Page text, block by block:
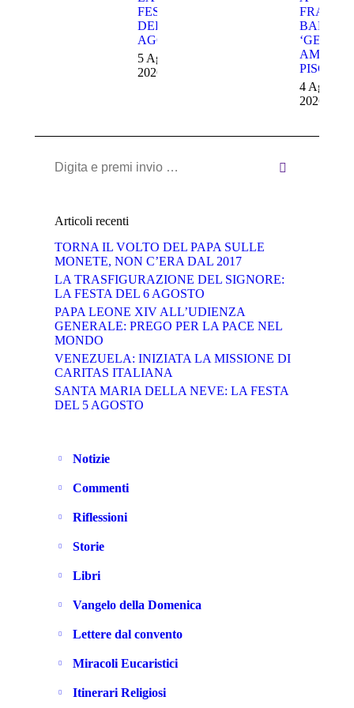
FESTA
DEL 5
AGOSTO
5 Agosto
2026
FRANCO
BARESI,
‘GESÙ
AMA I
4 Agosto
2026
Cerca:
Articoli recenti
TORNA IL VOLTO DEL PAPA SULLE
MONETE, NON C’ERA DAL 2017
LA TRASFIGURAZIONE DEL SIGNORE:
LA FESTA DEL 6 AGOSTO
PAPA LEONE XIV ALL’UDIENZA
GENERALE: PREGO PER LA PACE NEL
MONDO
VENEZUELA: INIZIATA LA MISSIONE DI
CARITAS ITALIANA
SANTA MARIA DELLA NEVE: LA FESTA
DEL 5 AGOSTO
Notizie
Commenti
Riflessioni
Storie
Libri
Vangelo della Domenica
Lettere dal convento
Miracoli Eucaristici
Itinerari Religiosi